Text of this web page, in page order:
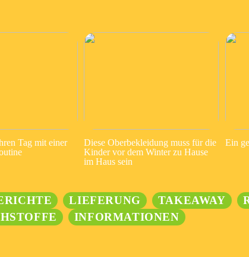
Tag mit einer
Diese Oberbekleidung muss für die
Kinder vor dem Winter zu Hause
im Haus sein
Ein
LIEFERUNG TAKEAWAY
INFORMATIONEN